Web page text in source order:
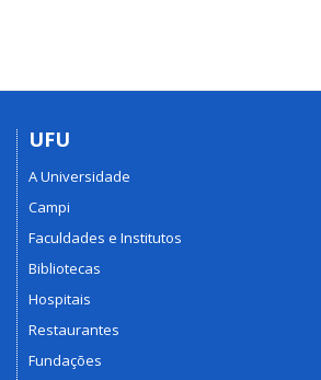
UFU
A Universidade
Campi
Faculdades e Institutos
Bibliotecas
Hospitais
Restaurantes
Fundações